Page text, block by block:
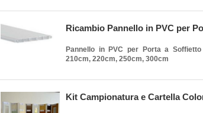
Ricambio Pannello in PVC per
Pannello in PVC per Porta a
210cm, 220cm, 250cm, 300cm
Kit Campionatura e Cartella